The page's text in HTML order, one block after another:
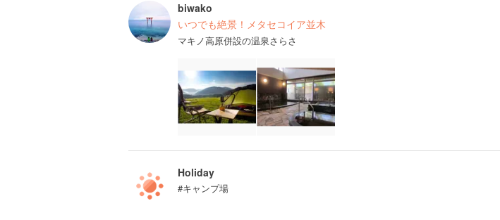
biwako
いつでも絶景！メタセコイア並木
マキノ高原併設の温泉さらさ
Holiday
#キャンプ場